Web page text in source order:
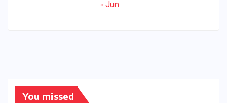
« Jun
You missed